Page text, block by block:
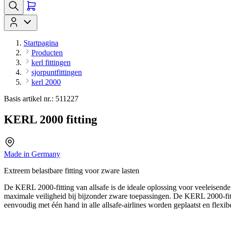
Startpagina
Producten
kerl fittingen
sjorpuntfittingen
kerl 2000
Basis artikel nr.: 511227
KERL 2000 fitting
Made in Germany
Extreem belastbare fitting voor zware lasten
De KERL 2000-fitting van allsafe is de ideale oplossing voor
maximale veiligheid bij bijzonder zware toepassingen. De KERL 2000-
eenvoudig met één hand in alle allsafe-airlines worden geplaatst en